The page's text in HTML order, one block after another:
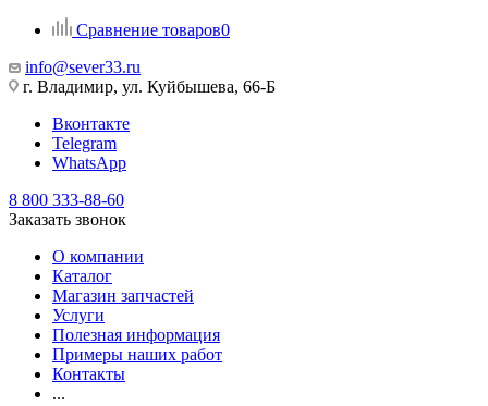
Сравнение товаров0
info@sever33.ru
г. Владимир, ул. Куйбышева, 66-Б
Вконтакте
Telegram
WhatsApp
8 800 333-88-60
Заказать звонок
О компании
Каталог
Магазин запчастей
Услуги
Полезная информация
Примеры наших работ
Контакты
...